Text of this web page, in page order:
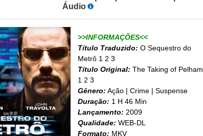
Áudio
>>INFORMAÇÕES<<
Título Traduzido: O Sequestro do
Metrô 1 2 3
Título Original: The Taking of Pelham
1 2 3
Gênero: Ação | Crime | Suspense
Duração: 1 H 46 Min
Lançamento: 2009
Qualidade: WEB-DL
Formato: MKV